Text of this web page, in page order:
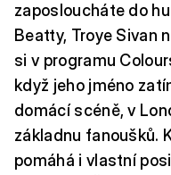
zaposloucháte do
Beatty, Troye Sivan
si v programu
když jeho jméno
domácí scéně, v
základnu fanoušků.
pomáhá i vlastní